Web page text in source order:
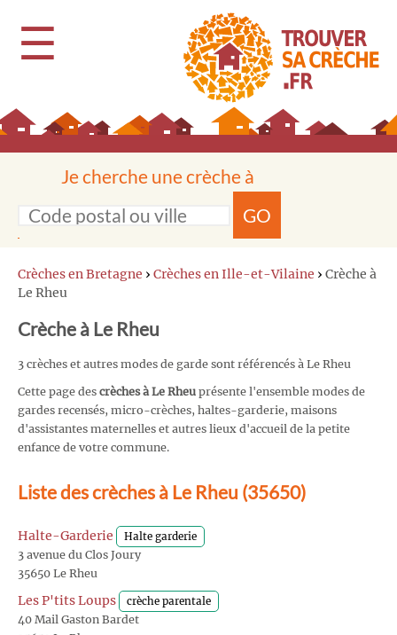
☰
Je cherche une crèche à
GO
Crèches en Bretagne › Crèches en Ille-et-Vilaine › Crèche à
Le Rheu
Crèche à Le Rheu
3 crèches et autres modes de garde sont référencés à Le Rheu
Cette page des crèches à Le Rheu présente l'ensemble modes de
gardes recensés, micro-crèches, haltes-garderie, maisons
d'assistantes maternelles et autres lieux d'accueil de la petite
enfance de votre commune.
Liste des crèches à Le Rheu (35650)
Halte-Garderie Halte garderie
3 avenue du Clos Joury
35650 Le Rheu
Les P'tits Loups crèche parentale
40 Mail Gaston Bardet